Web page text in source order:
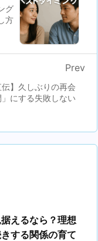
グ
方
伝】久しぶりの再会
にする失敗しない
Prev
えるなら？理想
する関係の育て